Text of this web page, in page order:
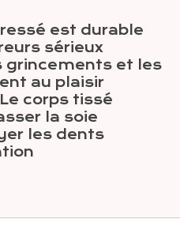
est durable
sérieux
grincements et les
au plaisir
corps tissé
la soie
les dents